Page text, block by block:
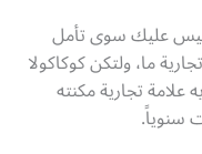
ليس عليك سوى تأمل
ما، ولتكن كوكاكولا
تجارية مكنته
سنوياً.